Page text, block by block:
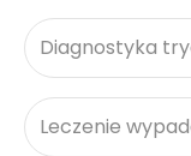
Diagnostyka
Leczenie